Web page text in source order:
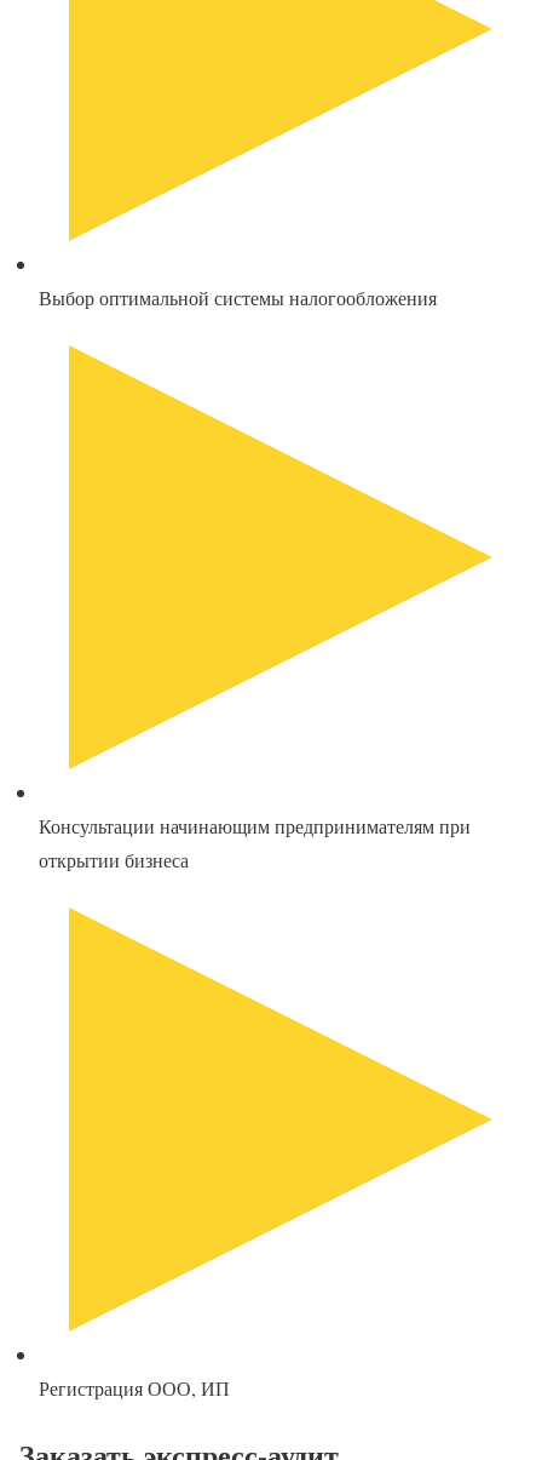
Выбор оптимальной системы налогообложения
Консультации начинающим предпринимателям при
открытии бизнеса
Регистрация ООО, ИП